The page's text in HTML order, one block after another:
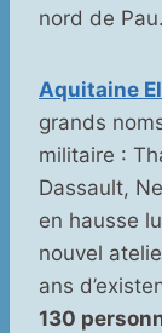
nord de Pau.
Aquitaine
grands
militaire :
Dassault,
en hausse
nouvel
ans
130